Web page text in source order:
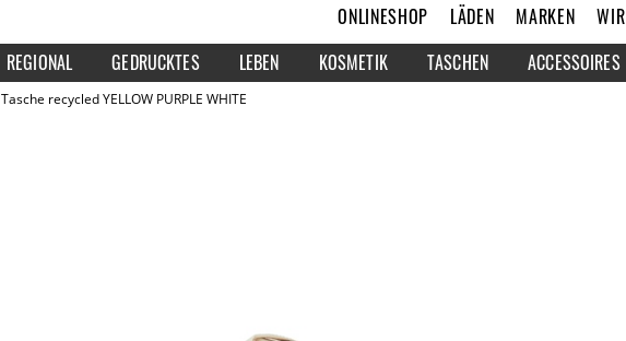
REGIONAL GEDRUCKTES LEBEN KOSMETIK TASCHEN ACCESSOIRES
ONLINESHOP LÄDEN MARKEN WIR
Tasche recycled YELLOW PURPLE WHITE